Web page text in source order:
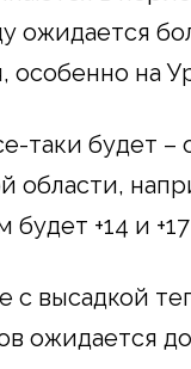
ожидается
на
таки будет –
области,
+14 и
с высадкой
ожидается